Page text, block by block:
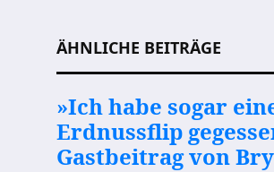
ÄHNLICHE BEITRÄGE
»Ich habe sogar
Erdnussflip
Gastbeitrag von